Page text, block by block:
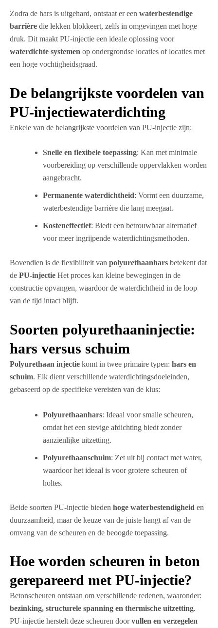
Zodra de hars is uitgehard, ontstaat er een waterbestendige
barrière die lekken blokkeert, zelfs in omgevingen met hoge
druk. Dit maakt PU-injectie een ideale oplossing voor
waterdichte systemen op ondergrondse locaties of locaties met
een hoge vochtigheidsgraad.
De belangrijkste voordelen van
PU-injectiewaterdichting
Enkele van de belangrijkste voordelen van PU-injectie zijn:
Snelle en flexibele toepassing: Kan met minimale
voorbereiding op verschillende oppervlakken worden
aangebracht.
Permanente waterdichtheid: Vormt een duurzame,
waterbestendige barrière die lang meegaat.
Kosteneffectief: Biedt een betrouwbaar alternatief
voor meer ingrijpende waterdichtingsmethoden.
Bovendien is de flexibiliteit van polyurethaanhars betekent dat
de PU-injectie Het proces kan kleine bewegingen in de
constructie opvangen, waardoor de waterdichtheid in de loop
van de tijd intact blijft.
Soorten polyurethaaninjectie:
hars versus schuim
Polyurethaan injectie komt in twee primaire typen: hars en
schuim. Elk dient verschillende waterdichtingsdoeleinden,
gebaseerd op de specifieke vereisten van de klus:
Polyurethaanhars: Ideaal voor smalle scheuren,
omdat het een stevige afdichting biedt zonder
aanzienlijke uitzetting.
Polyurethaanschuim: Zet uit bij contact met water,
waardoor het ideaal is voor grotere scheuren of
holtes.
Beide soorten PU-injectie bieden hoge waterbestendigheid en
duurzaamheid, maar de keuze van de juiste hangt af van de
omvang van de scheuren en de beoogde toepassing.
Hoe worden scheuren in beton
gerepareerd met PU-injectie?
Betonscheuren ontstaan om verschillende redenen, waaronder:
bezinking, structurele spanning en thermische uitzetting.
PU-injectie herstelt deze scheuren doorvullen en verzegelen